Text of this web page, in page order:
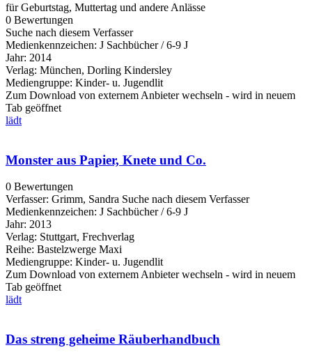
für Geburtstag, Muttertag und andere Anlässe
0 Bewertungen
Suche nach diesem Verfasser
Medienkennzeichen: J Sachbücher / 6-9 J
Jahr: 2014
Verlag: München, Dorling Kindersley
Mediengruppe: Kinder- u. Jugendlit
Zum Download von externem Anbieter wechseln - wird in neuem
Tab geöffnet
lädt
Monster aus Papier, Knete und Co.
0 Bewertungen
Verfasser: Grimm, Sandra Suche nach diesem Verfasser
Medienkennzeichen: J Sachbücher / 6-9 J
Jahr: 2013
Verlag: Stuttgart, Frechverlag
Reihe: Bastelzwerge Maxi
Mediengruppe: Kinder- u. Jugendlit
Zum Download von externem Anbieter wechseln - wird in neuem
Tab geöffnet
lädt
Das streng geheime Räuberhandbuch